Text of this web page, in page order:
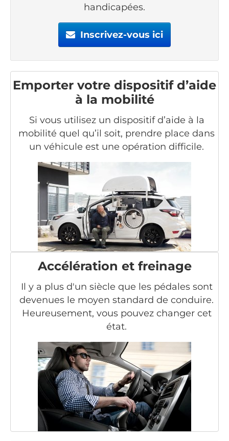
handicapées.
Inscrivez-vous ici
Emporter votre dispositif d’aide
à la mobilité
Si vous utilisez un dispositif d’aide à la
mobilité quel qu’il soit, prendre place dans
un véhicule est une opération difficile.
Accélération et freinage
Il y a plus d'un siècle que les pédales sont
devenues le moyen standard de conduire.
Heureusement, vous pouvez changer cet
état.